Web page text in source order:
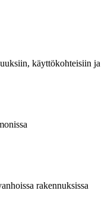
käyttökohteisiin ja
rakennuksissa